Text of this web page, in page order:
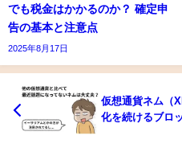
でも税金はかかるのか？ 確定申
告の基本と注意点
2025年8月17日
仮想通貨ネム（
化を続けるブロ